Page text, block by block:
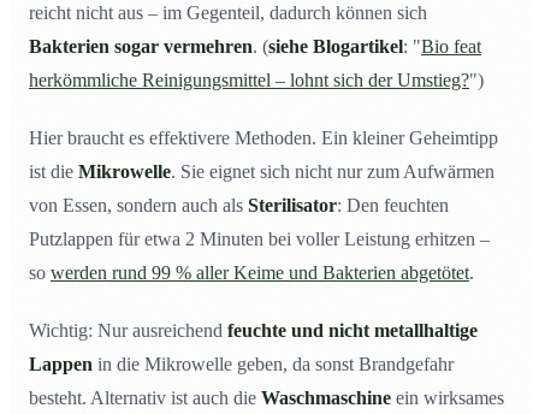
reicht nicht aus – im Gegenteil, dadurch können sich
Bakterien sogar vermehren. (siehe Blogartikel: "Bio feat
herkömmliche Reinigungsmittel – lohnt sich der Umstieg?")
Hier braucht es effektivere Methoden. Ein kleiner Geheimtipp
ist die Mikrowelle. Sie eignet sich nicht nur zum Aufwärmen
von Essen, sondern auch als Sterilisator: Den feuchten
Putzlappen für etwa 2 Minuten bei voller Leistung erhitzen –
so werden rund 99 % aller Keime und Bakterien abgetötet.
Wichtig: Nur ausreichend feuchte und nicht metallhaltige
Lappen in die Mikrowelle geben, da sonst Brandgefahr
besteht. Alternativ ist auch die Waschmaschine ein wirksames